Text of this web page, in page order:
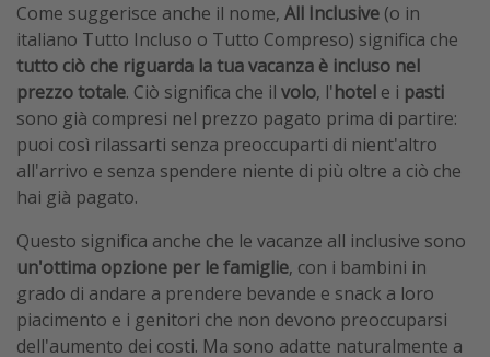
Come suggerisce anche il nome, All Inclusive (o in
italiano Tutto Incluso o Tutto Compreso) significa che
tutto ciò che riguarda la tua vacanza è incluso nel
prezzo totale. Ciò significa che il volo, l'hotel e i pasti
sono già compresi nel prezzo pagato prima di partire:
puoi così rilassarti senza preoccuparti di nient'altro
all'arrivo e senza spendere niente di più oltre a ciò che
hai già pagato.
Questo significa anche che le vacanze all inclusive sono
un'ottima opzione per le famiglie, con i bambini in
grado di andare a prendere bevande e snack a loro
piacimento e i genitori che non devono preoccuparsi
dell'aumento dei costi. Ma sono adatte naturalmente a